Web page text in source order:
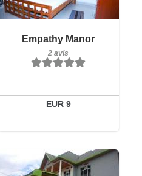
Empathy Manor
2 avis
EUR 9
Petit-déjeuner inclus
2 avis
Réserver